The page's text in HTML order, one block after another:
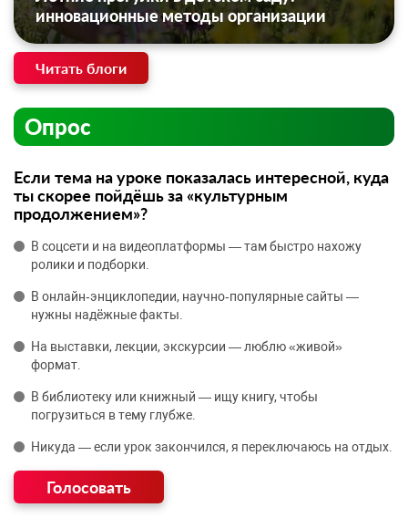
инновационные методы организации
Читать блоги
Опрос
Если тема на уроке показалась интересной, куда
ты скорее пойдёшь за «культурным
продолжением»?
В соцсети и на видеоплатформы — там быстро нахожу
ролики и подборки.
В онлайн‑энциклопедии, научно‑популярные сайты —
нужны надёжные факты.
На выставки, лекции, экскурсии — люблю «живой»
формат.
В библиотеку или книжный — ищу книгу, чтобы
погрузиться в тему глубже.
Никуда — если урок закончился, я переключаюсь на отдых.